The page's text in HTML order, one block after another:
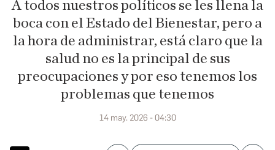
A todos nuestros políticos se les llena la
boca con el Estado del Bienestar, pero a
la hora de administrar, está claro que la
salud no es la principal de sus
preocupaciones y por eso tenemos los
problemas que tenemos
14 may. 2026 - 04:30